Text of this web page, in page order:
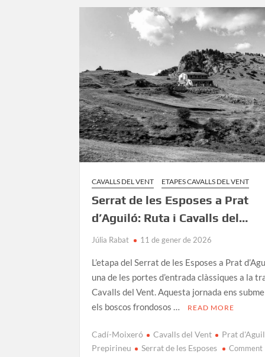
CAVALLS DEL VENT ETAPES CAVALLS DEL VENT
Serrat de les Esposes a Prat
d’Aguiló: Ruta i Cavalls del…
Júlia Rabat 11 de gener de 2026
L’etapa del Serrat de les Esposes a Prat
una de les portes d’entrada clàssiques a la
Cavalls del Vent. Aquesta jornada ens
els boscos frondosos …
READ MORE
Cadí-Moixeró Cavalls del Vent
Prat
Prepirineu
Serrat de les Esposes Comment